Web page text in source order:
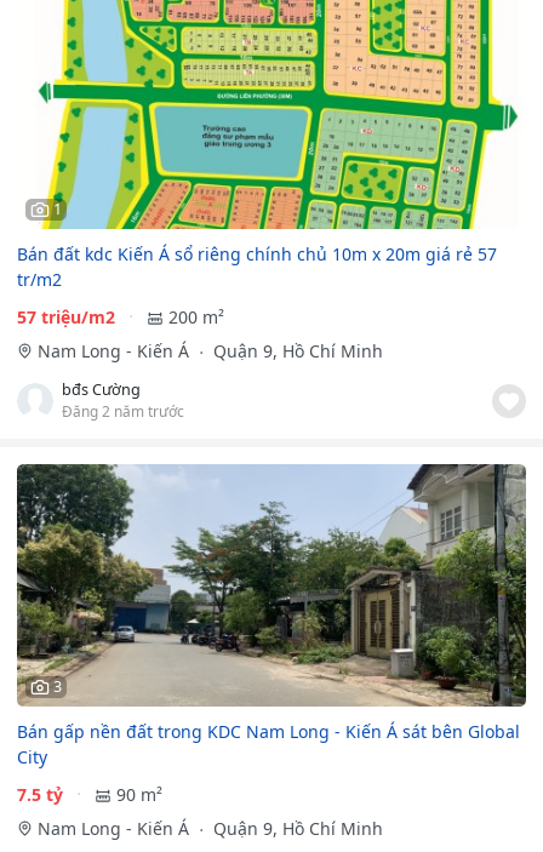
1
Bán đất kdc Kiến Á sổ riêng chính chủ 10m x 20m giá rẻ 57
tr/m2
57 triệu/m2
200 m²
Nam Long - Kiến Á
Quận 9, Hồ Chí Minh
bđs Cường
Đăng 2 năm trước
3
Bán gấp nền đất trong KDC Nam Long - Kiến Á sát bên Global
City
7.5 tỷ
90 m²
Nam Long - Kiến Á
Quận 9, Hồ Chí Minh